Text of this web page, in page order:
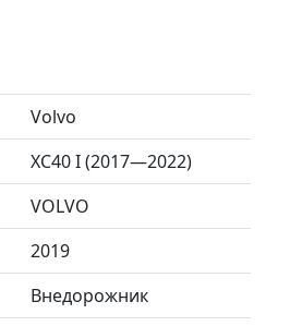
Volvo
XC40 I (2017—2022)
VOLVO
2019
Внедорожник